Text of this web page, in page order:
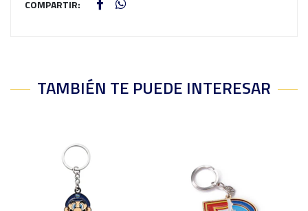
COMPARTIR:
TAMBIÉN TE PUEDE INTERESAR